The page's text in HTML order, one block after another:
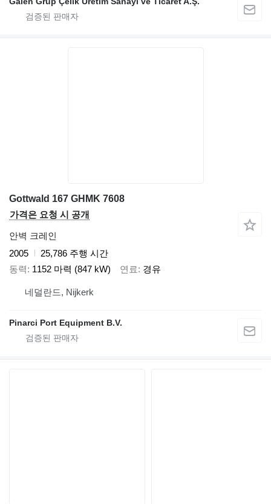
Gottwald 167 GHMK 7608
가격은 요청 시 공개
안벽 크레인
2005
25,786 주행 시간
동력
1152 마력 (847 kW) 연료 경유
네덜란드, Nijkerk
Pinarci Port Equipment B.V.